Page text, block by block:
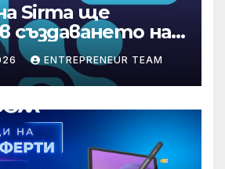
Sirma ще
създаването на
за навлизане на
интелект в
ENTREPRENEUR TEAM